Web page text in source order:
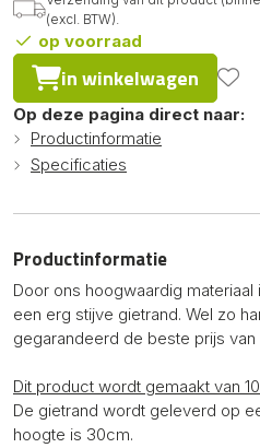
(excl. BTW).
op voorraad
in winkelwagen
Op deze pagina direct naar:
Productinformatie
Specificaties
Productinformatie
Door ons hoogwaardig
een erg stijve gietrand. Wel zo
gegarandeerd de beste prijs van
Dit product wordt gemaakt van
De gietrand wordt geleverd op
hoogte is 30cm.